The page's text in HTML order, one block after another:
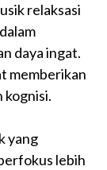
relaksasi
daya ingat.
memberikan
kognisi.
yang
lebih